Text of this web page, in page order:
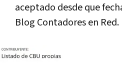
aceptado desde que
Blog Contadores en Red.